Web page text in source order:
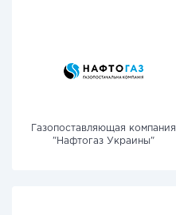
Газопоставляющая компания
"Нафтогаз Украины"